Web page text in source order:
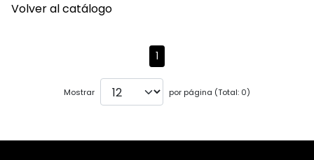
Volver al catálogo
1
Mostrar por página (Total: 0)